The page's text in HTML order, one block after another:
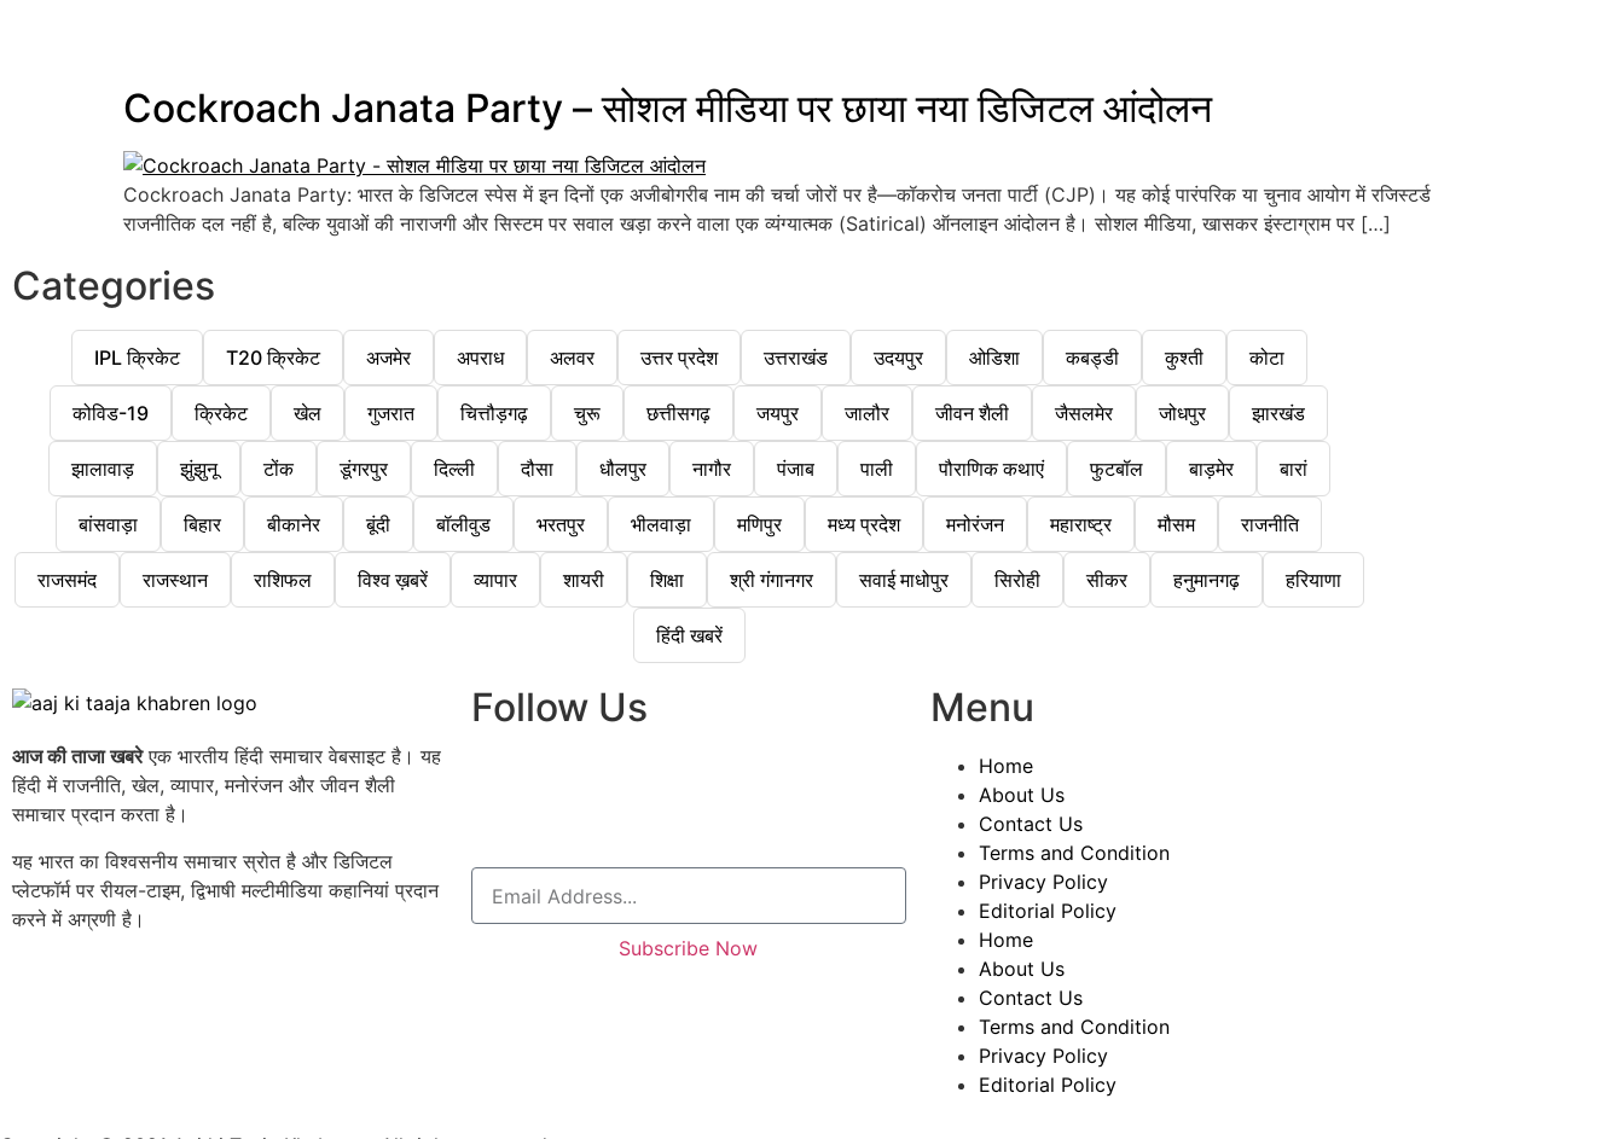
Cockroach Janata Party – सोशल मीडिया पर छाया नया डिजिटल आंदोलन
Cockroach Janata Party: भारत के डिजिटल स्पेस में इन दिनों एक अजीबोगरीब नाम की चर्चा जोरों पर है—कॉकरोच जनता पार्टी (CJP)। यह कोई पारंपरिक या चुनाव आयोग में रजिस्टर्ड
राजनीतिक दल नहीं है, बल्कि युवाओं की नाराजगी और सिस्टम पर सवाल खड़ा करने वाला एक व्यंग्यात्मक (Satirical) ऑनलाइन आंदोलन है। सोशल मीडिया, खासकर इंस्टाग्राम पर […]
Categories
IPL क्रिकेट T20 क्रिकेट अजमेर अपराध अलवर उत्तर प्रदेश उत्तराखंड उदयपुर ओडिशा कबड्डी कुश्ती कोटा
कोविड-19 क्रिकेट खेल गुजरात चित्तौड़गढ़ चुरू छत्तीसगढ़ जयपुर जालौर जीवन शैली जैसलमेर जोधपुर झारखंड
झालावाड़ झुंझुनू टोंक डूंगरपुर दिल्ली दौसा धौलपुर नागौर पंजाब पाली पौराणिक कथाएं फुटबॉल बाड़मेर बारां
बांसवाड़ा बिहार बीकानेर बूंदी बॉलीवुड भरतपुर भीलवाड़ा मणिपुर मध्य प्रदेश मनोरंजन महाराष्ट्र मौसम राजनीति
राजसमंद राजस्थान राशिफल विश्व ख़बरें व्यापार शायरी शिक्षा श्री गंगानगर सवाई माधोपुर सिरोही सीकर हनुमानगढ़ हरियाणा
हिंदी खबरें
आज की ताजा खबरेएक भारतीय हिंदी समाचार वेबसाइट है। यह
हिंदी में राजनीति, खेल, व्यापार, मनोरंजन और जीवन शैली
समाचार प्रदान करता है।
यह भारत का विश्वसनीय समाचार स्रोत है और डिजिटल
प्लेटफॉर्म पर रीयल-टाइम, द्विभाषी मल्टीमीडिया कहानियां प्रदान
करने में अग्रणी है।
Follow Us
Subscribe Now
Menu
Home
About Us
Contact Us
Terms and Condition
Privacy Policy
Editorial Policy
Home
About Us
Contact Us
Terms and Condition
Privacy Policy
Editorial Policy